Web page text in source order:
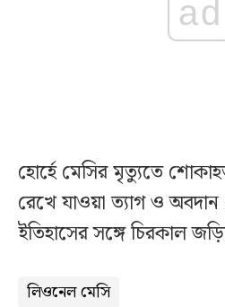
ad
হোর্হে মেসির মৃত্যুতে
রেখে যাওয়া ত্যাগ ও অবদান
ইতিহাসের সঙ্গে চিরকাল
লিওনেল মেসি